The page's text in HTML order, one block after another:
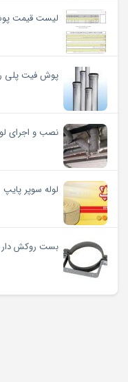
لیست قیمت
پوش فیت پلی
نصب و اجرای
لوله سوپر پایپ
بست روکش